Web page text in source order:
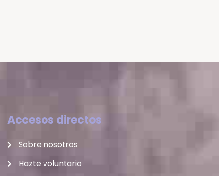
Accesos directos
Sobre nosotros
Hazte voluntario